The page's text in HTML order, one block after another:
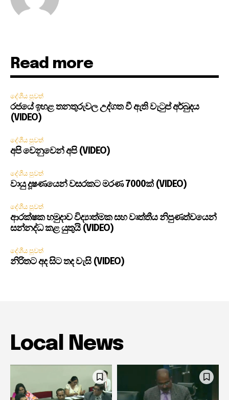
Read more
දේශීය පුවත්
රජයේ ඉහළ තනතුරුවල උද්ගත වී ඇති වැටුප් අර්බුදය
(VIDEO)
දේශීය පුවත්
අපි වෙනුවෙන් අපි (VIDEO)
දේශීය පුවත්
වායු දූෂණයෙන් වසරකට මරණ 7000ක් (VIDEO)
දේශීය පුවත්
ආරක්ෂක හමුදාව විද්‍යාත්මක සහ වෘත්තීය නිපුණත්වයෙන්
සන්නද්ධ කළ යුතුයි (VIDEO)
දේශීය පුවත්
නිරිතට අද සිට තද වැසි (VIDEO)
Local News